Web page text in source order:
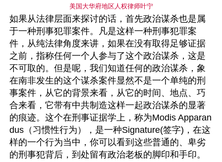
美国大华府地区人权律师叶宁
如果从法律层面来探讨的话，首先政治谋杀也是属
于一种刑事犯罪案件。凡是这样一种刑事犯罪案
件，从纯法律角度来讲，如果在没有取得足够证据
之前，指称任何一个人参与了这个政治谋杀，这是
不可取的。但是呢，我们知道任何的政治谋杀，象
在南非发生的这个谋杀案件显然不是一个单纯的刑
事案件，从它的背景来看，从它的时间、地点、巧
合来看，它带有中共制造这样一起政治谋杀的显著
的痕迹。这个在刑事证据学上，称为Modis Apparan
dus（习惯性行为），是一种Signature(签字)，在这
样的一个行为当中，你可以看到这些普通的、卑劣
的刑事犯背后，到处留有政治老板的脚印和手印。